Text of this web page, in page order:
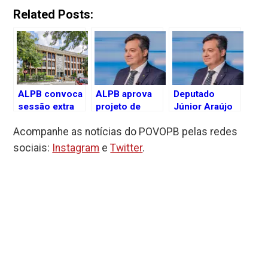
Related Posts:
ALPB convoca
sessão extra
gratificação a
PMs do
ALPB aprova
projeto de
que
estadualiza
Deputado
Júnior Araújo
mil para
Acompanhe as notícias do POVOPB pelas redes
sociais: Instagram eTwitter.